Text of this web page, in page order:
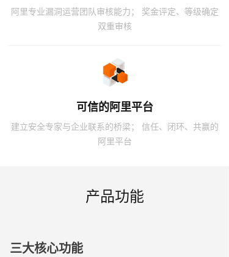
阿里专业漏洞运营团队审核能力； 奖金评定、等级确定
双重审核
可信的阿里平台
建立安全专家与企业联系的桥梁； 信任、闭环、共赢的
阿里平台
产品功能
三大核心功能